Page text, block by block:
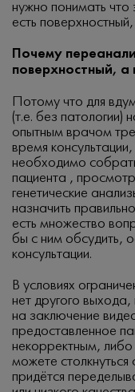
нужно понимать что
есть
Почему
поверхностный, а
Потому что для
(т.е. без патологии)
опытным врачом
время
необходимо
пациента ,
генетические
назначить
есть множество
бы с ним обсудить,
консультации.
В условиях
нет другого
на заключение
предоставленное
некорректным,
можете столкнуться
придётся